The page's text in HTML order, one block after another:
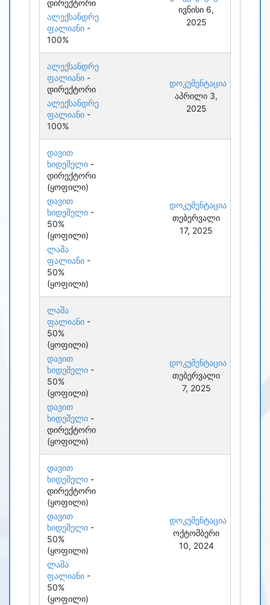
დირექტორი
ალექსანდრე
ფალიანი -
100%
ივნისი 6,
2025
ალექსანდრე
ფალიანი -
დირექტორი
ალექსანდრე
ფალიანი -
100%
დოკუმენტაცია
აპრილი 3,
2025
დავით
ხიდეშელი -
დირექტორი
(ყოფილი)
დავით
ხიდეშელი -
50%
(ყოფილი)
ლაშა
ფალიანი -
50%
(ყოფილი)
დოკუმენტაცია
თებერვალი
17, 2025
ლაშა
ფალიანი -
50%
(ყოფილი)
დავით
ხიდეშელი -
50%
(ყოფილი)
დავით
ხიდეშელი -
დირექტორი
(ყოფილი)
დოკუმენტაცია
თებერვალი
7, 2025
დავით
ხიდეშელი -
დირექტორი
(ყოფილი)
დავით
ხიდეშელი -
50%
(ყოფილი)
ლაშა
ფალიანი -
50%
(ყოფილი)
დოკუმენტაცია
ოქტომბერი
10, 2024